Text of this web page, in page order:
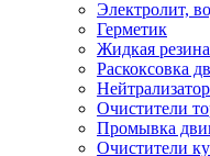
Электролит,
Герметик
Жидкая резина
Раскоксовка
Очистители
Промывка
Очистители